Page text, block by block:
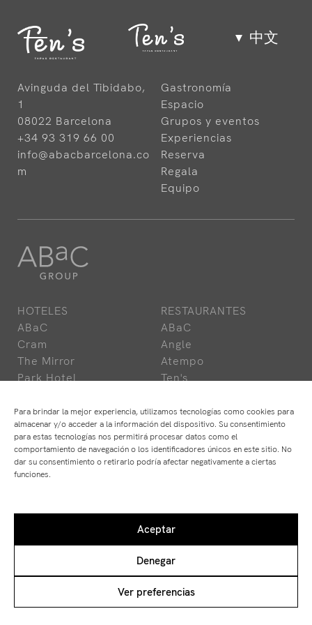
Para brindar la mejor experiencia, utilizamos tecnologías como cookies para
almacenar y/o acceder a la información del dispositivo. Su consentimiento
para estas tecnologías nos permitirá procesar datos como el
comportamiento de navegación o los identificadores únicos en este sitio. No
dar su consentimiento o retirarlo podría afectar negativamente a ciertas
funciones.
Aceptar
Denegar
Ver preferencias
中文
佳肴
Espacio
Grupos y eventos
Experiencias
Equipo
Avinguda del Tibidabo,
1
08022 Barcelona
+34 93 319 66 00
info@abacbarcelona.co
m
Gastronomía
Espacio
Grupos y eventos
Experiencias
Reserva
Regala
Equipo
HOTELES
ABaC
Cram
The Mirror
Park Hotel
RESTAURANTES
ABaC
Angle
Atempo
Ten's